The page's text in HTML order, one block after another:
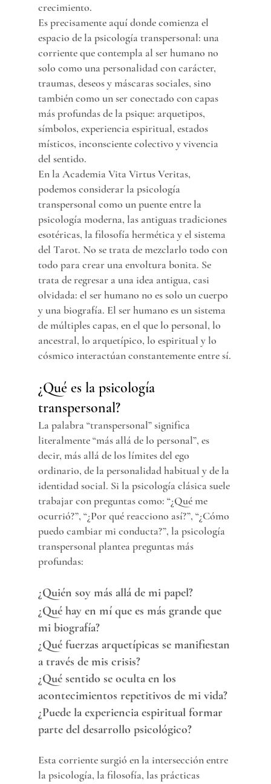
crecimiento.
Es precisamente aquí donde comienza el
espacio de la psicología transpersonal: una
corriente que contempla al ser humano no
solo como una personalidad con carácter,
traumas, deseos y máscaras sociales, sino
también como un ser conectado con capas
más profundas de la psique: arquetipos,
símbolos, experiencia espiritual, estados
místicos, inconsciente colectivo y vivencia
del sentido.
En la Academia Vita Virtus Veritas,
podemos considerar la psicología
transpersonal como un puente entre la
psicología moderna, las antiguas tradiciones
esotéricas, la filosofía hermética y el sistema
del Tarot. No se trata de mezclarlo todo con
todo para crear una envoltura bonita. Se
trata de regresar a una idea antigua, casi
olvidada: el ser humano no es solo un cuerpo
y una biografía. El ser humano es un sistema
de múltiples capas, en el que lo personal, lo
ancestral, lo arquetípico, lo espiritual y lo
cósmico interactúan constantemente entre sí.
¿Qué es la psicología
transpersonal?
La palabra “transpersonal” significa
literalmente “más allá de lo personal”, es
decir, más allá de los límites del ego
ordinario, de la personalidad habitual y de la
identidad social. Si la psicología clásica suele
trabajar con preguntas como: “¿Qué me
ocurrió?”, “¿Por qué reacciono así?”, “¿Cómo
puedo cambiar mi conducta?”, la psicología
transpersonal plantea preguntas más
profundas:
¿Quién soy más allá de mi papel?
¿Qué hay en mí que es más grande que
mi biografía?
¿Qué fuerzas arquetípicas se manifiestan
a través de mis crisis?
¿Qué sentido se oculta en los
acontecimientos repetitivos de mi vida?
¿Puede la experiencia espiritual formar
parte del desarrollo psicológico?
Esta corriente surgió en la intersección entre
la psicología, la filosofía, las prácticas